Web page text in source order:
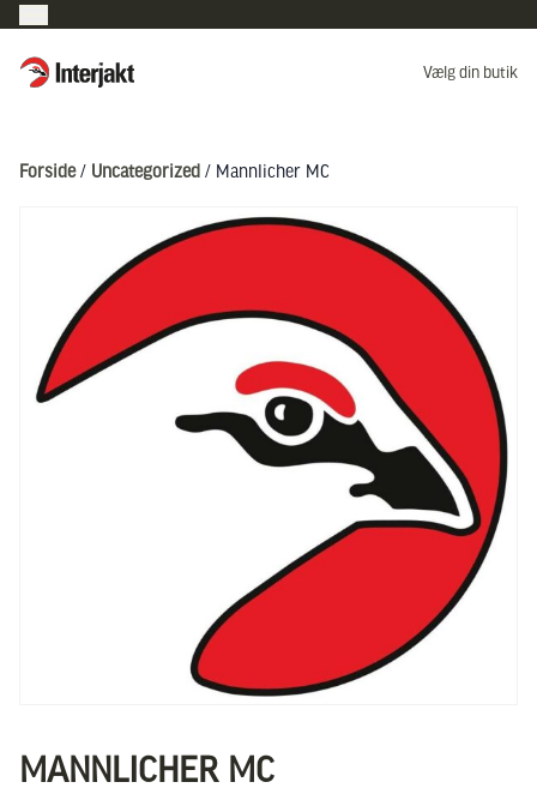
Interjakt DK Vælg din butik
Forside/ Uncategorized / Mannlicher MC
MANNLICHER MC